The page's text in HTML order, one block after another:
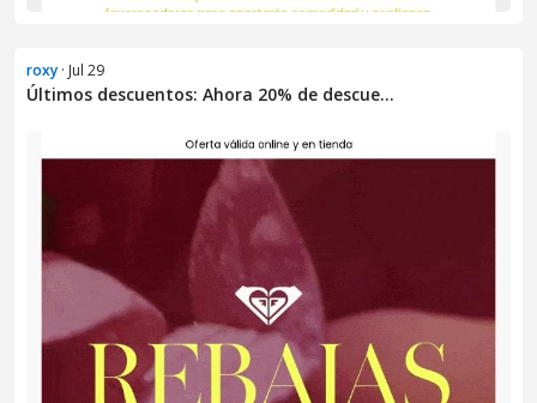
roxy · Jul 29
Últimos descuentos: Ahora 20% de descue...